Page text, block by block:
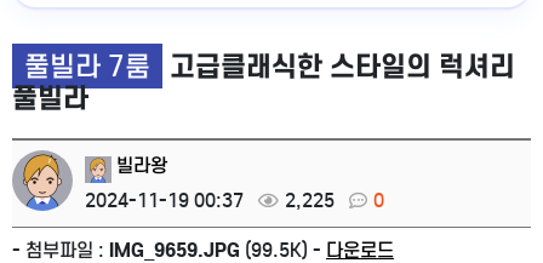
풀빌라 7룸
고급클래식한 스타일의 럭셔리
풀빌라
빌라왕
2024-11-19 00:37
2,225 0
- 첨부파일 : IMG_9659.JPG (99.5K) - 다운로드